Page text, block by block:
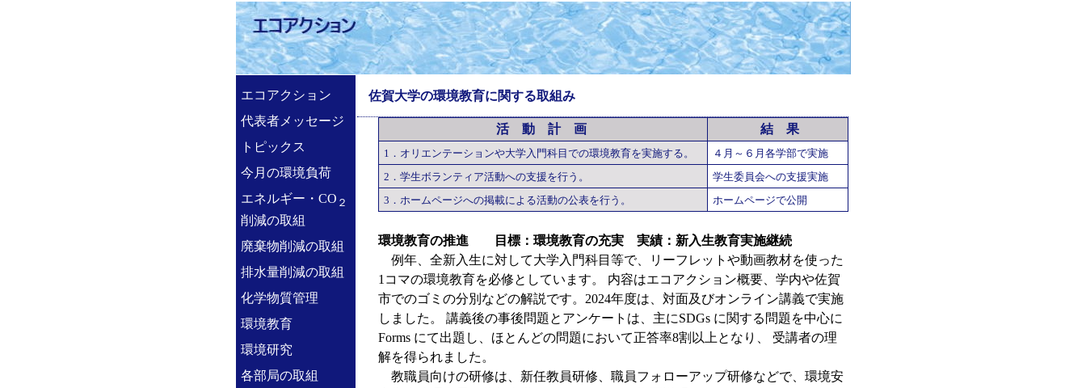
エコアクション
代表者メッセージ
トピックス
今月の環境負荷
エネルギー・CO ２
削減の取組
廃棄物削減の取組
排水量削減の取組
化学物質管理
環境教育
環境研究
各部局の取組
佐賀大学の環境教育に関する取組み
活 動 計 画 結 果
1．オリエンテーションや大学入門科目での環境教育を実施する。
４月～６月各学部で実施
2．学生ボランティア活動への支援を行う。
学生委員会への支援実施
3．ホームページへの掲載による活動の公表を行う。
ホームページで公開
環境教育の推進 目標：環境教育の充実 実績：新入生教育実施継続
例年、全新入生に対して大学入門科目等で、リーフレットや動画教材を使った
1コマの環境教育を必修としています。 内容はエコアクション概要、学内や佐賀
市でのゴミの分別などの解説です。2024年度は、対面及びオンライン講義で実施
しました。 講義後の事後問題とアンケートは、主にSDGs に関する問題を中心に
Forms にて出題し、ほとんどの問題において正答率8割以上となり、 受講者の理
解を得られました。
教職員向けの研修は、新任教員研修、職員フォローアップ研修などで、環境安